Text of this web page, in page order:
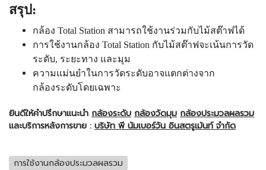
สรุป:
กล้อง Total Station สามารถใช้งานร่วมกับไม้สต๊าฟได้
การใช้งานกล้อง Total Station กับไม้สต๊าฟจะเน้นการวัด
ระดับ, ระยะทาง และมุม
ความแม่นยำในการวัดระดับอาจแตกต่างจาก
กล้องระดับโดยเฉพาะ
ยินดีให้คำปรึกษาแนะนำ กล้องระดับ กล้องวัดมุม กล้องประมวลผลรวม
และบริการหลังการขาย : บริษัท พี นัมเบอร์วัน อินสตรูเม้นท์ จำกัด
การใช้งานกล้องประมวลผลรวม